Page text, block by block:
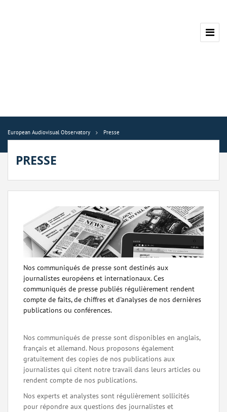
European Audiovisual Observatory Presse
PRESSE
Nos communiqués de presse sont destinés aux
journalistes européens et internationaux. Ces
communiqués de presse publiés régulièrement rendent
compte de faits, de chiffres et d'analyses de nos dernières
publications ou conférences.
Nos communiqués de presse sont disponibles en anglais,
français et allemand. Nous proposons également
gratuitement des copies de nos publications aux
journalistes qui citent notre travail dans leurs articles ou
rendent compte de nos publications.
Nos experts et analystes sont régulièrement sollicités
pour répondre aux questions des journalistes et